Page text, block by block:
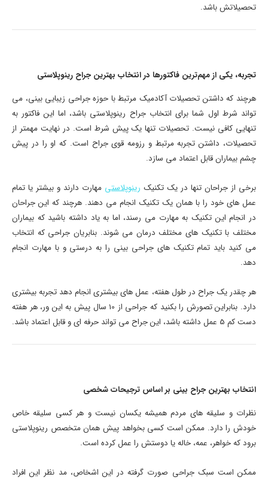
تحصیلاتش باشد.
تجربه، یکی از مهم‌ترین فاکتورها در انتخاب بهترین جراح رینوپلاستی
هرچند که داشتن تحصیلات آکادمیک مرتبط با حوزه جراحی زیبایی بینی، می
تواند شرط اول شما برای انتخاب جراح رینوپلاستی باشد، اما این فاکتور به
تنهایی کافی نیست. تحصیلات تنها یک پیش شرط است. در نهایت مهمتر از
تحصیلات، داشتن تجربه مرتبط و رزومه قوی جراح است. که او را در پیش
چشم بیماران قابل اعتماد می سازد.
برخی از جراحان تنها در یک تکنیک رینوپلاستی مهارت دارند و بیشتر یا تمام
عمل های خود را با همان یک تکنیک انجام می دهند. هرچند که این جراحان
در انجام این تکنیک به مهارت می رسند، اما به یاد داشته باشید که بیماران
مختلف با تکنیک های مختلف درمان می شوند. بنابریان جراحی که انتخاب
می کنید باید تمام تکنیک های جراحی بینی را به درستی و با مهارت انجام
دهد.
هر چقدر یک جراح در طول هفته، عمل های بیشتری انجام دهد تجربه بیشتری
دارد. بنابراین تصورش را بکنید که جراحی از 10 سال پیش به این ور، هر هفته
دست کم 5 عمل داشته باشد، این جراح می تواند حرفه ای و قابل اعتماد باشد.
انتخاب بهترین جراح بینی بر اساس ترجیحات شخصی
نظرات و سلیقه های مردم همیشه یکسان نیست و هر کسی سلیقه خاص
خودش را دارد. ممکن است کسی بخواهد پیش همان متخصص رینوپلاستی
برود که خواهر، عمه، خاله یا دوستش را عمل کرده است.
ممکن است سبک جراحی صورت گرفته در این اشخاص، مد نظر این افراد